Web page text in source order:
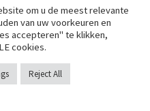
om u de meest relevante
van uw voorkeuren en
accepteren" te klikken,
cookies.
Reject All